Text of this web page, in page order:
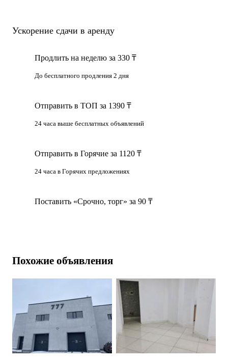
Ускорение сдачи в аренду
Продлить на неделю за 330 ₸
До бесплатного продления 2 дня
Отправить в ТОП за 1390 ₸
24 часа выше бесплатных объявлений
Отправить в Горячие за 1120 ₸
24 часа в Горячих предложениях
Поставить «Срочно, торг» за 90 ₸
Похожие объявления